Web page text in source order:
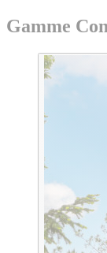
Gamme